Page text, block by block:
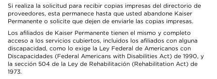
Si realiza la solicitud para recibir copias impresas del directorio de
proveedores, esta permanece hasta que usted abandone Kaiser
Permanente o solicite que dejen de enviarle las copias impresas.
Los afiliados de Kaiser Permanente tienen el mismo y completo
acceso a los servicios cubiertos, incluidos los afiliados con alguna
discapacidad, como lo exige la Ley Federal de Americanos con
Discapacidades (Federal Americans with Disabilities Act) de 1990, y
la sección 504 de la Ley de Rehabilitación (Rehabilitation Act) de
1973.